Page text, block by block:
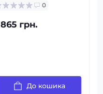
0
грн.
До кошика